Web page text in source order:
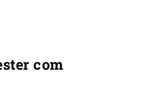
com